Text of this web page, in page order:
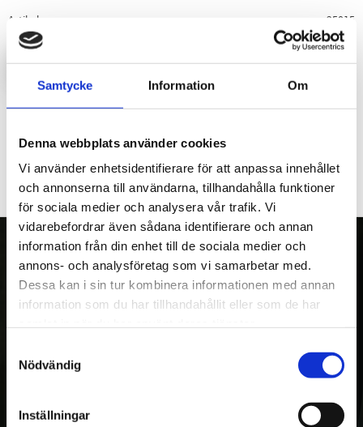
Samtycke Information Om
Denna webbplats använder cookies
Vi använder enhetsidentifierare för att anpassa innehållet
och annonserna till användarna, tillhandahålla funktioner
för sociala medier och analysera vår trafik. Vi
vidarebefordrar även sådana identifierare och annan
information från din enhet till de sociala medier och
annons- och analysföretag som vi samarbetar med.
Dessa kan i sin tur kombinera informationen med annan
information som du har tillhandahållit eller som de har
Nödvändig
Inställningar
Artikelnr 25015
LOGGA IN FÖR ATT HANDLA
OM OSS
Kranman AB tillverkar och säljer vagnar,
skogs- och entreprenadmaskiner. Med över
tillverkning, var Kranman först i världen med